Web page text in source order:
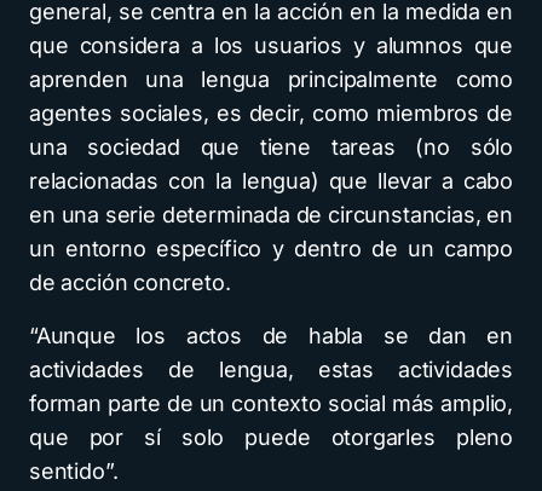
general, se centra en la acción en la medida en
que considera a los usuarios y alumnos que
aprenden una lengua principalmente como
agentes sociales, es decir, como miembros de
una sociedad que tiene tareas (no sólo
relacionadas con la lengua) que llevar a cabo
en una serie determinada de circunstancias, en
un entorno específico y dentro de un campo
de acción concreto.
“Aunque los actos de habla se dan en
actividades de lengua, estas actividades
forman parte de un contexto social más amplio,
que por sí solo puede otorgarles pleno
sentido”.